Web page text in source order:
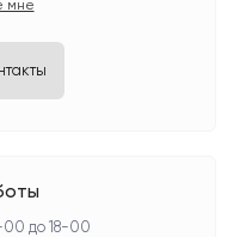
мне
00 до 18-00